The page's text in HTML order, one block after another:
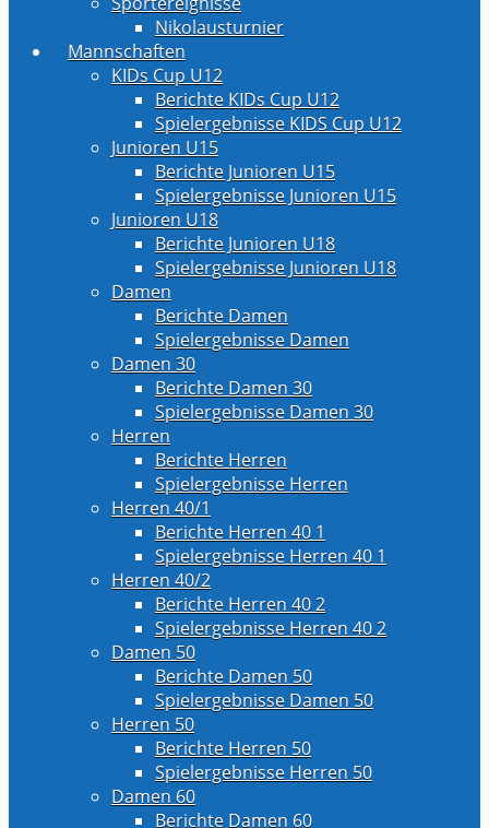
Nikolausturnier
Mannschaften
KIDs Cup U12
Berichte KIDs Cup U12
Spielergebnisse KIDS Cup U12
Junioren U15
Berichte Junioren U15
Spielergebnisse Junioren U15
Junioren U18
Berichte Junioren U18
Spielergebnisse Junioren U18
Damen
Berichte Damen
Spielergebnisse Damen
Damen 30
Berichte Damen 30
Spielergebnisse Damen 30
Herren
Berichte Herren
Spielergebnisse Herren
Herren 40/1
Berichte Herren 40 1
Spielergebnisse Herren 40 1
Herren 40/2
Berichte Herren 40 2
Spielergebnisse Herren 40 2
Damen 50
Berichte Damen 50
Spielergebnisse Damen 50
Herren 50
Berichte Herren 50
Spielergebnisse Herren 50
Damen 60
Berichte Damen 60